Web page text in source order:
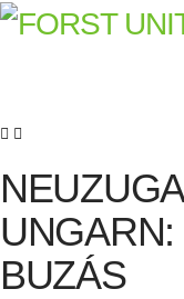
BUZÁS